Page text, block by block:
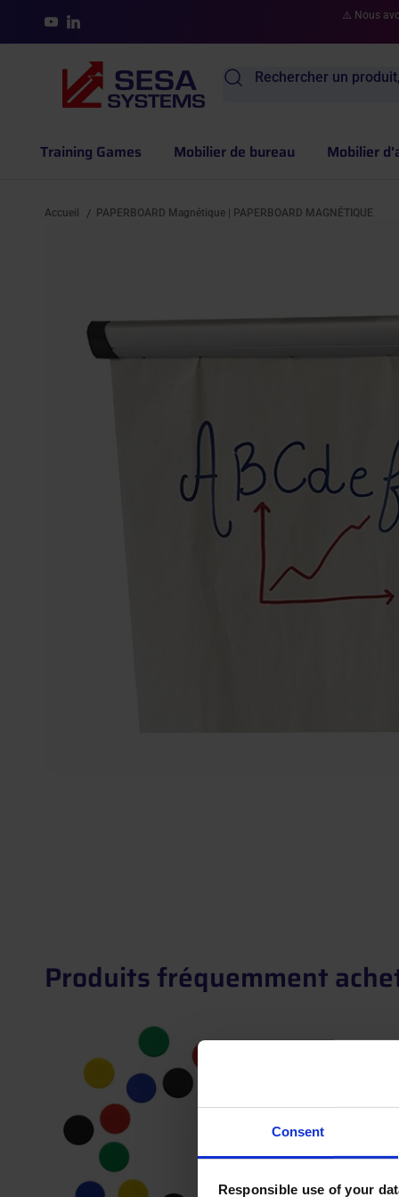
Consent
Responsible use of your
YouTubeLinkedIn
⚠️ Nous
Rechercher un
Training Games Mobilier de bureau Mobilier
Accueil / PAPERBOARD Magnétique | PAPERBOARD MAGNÉTIQUE
Produits fréquemment